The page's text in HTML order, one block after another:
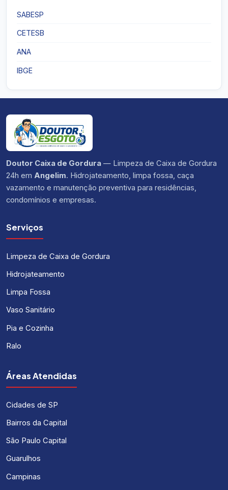
SABESP
CETESB
ANA
IBGE
Doutor Caixa de Gordura — Limpeza de Caixa de Gordura
24h em Angelim. Hidrojateamento, limpa fossa, caça
vazamento e manutenção preventiva para residências,
condomínios e empresas.
Serviços
Limpeza de Caixa de Gordura
Hidrojateamento
Limpa Fossa
Vaso Sanitário
Pia e Cozinha
Ralo
Áreas Atendidas
Cidades de SP
Bairros da Capital
São Paulo Capital
Guarulhos
Campinas